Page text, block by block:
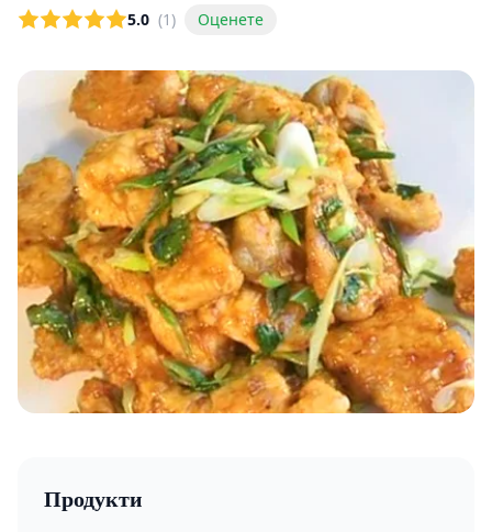
5.0 (1) Оценете
Продукти